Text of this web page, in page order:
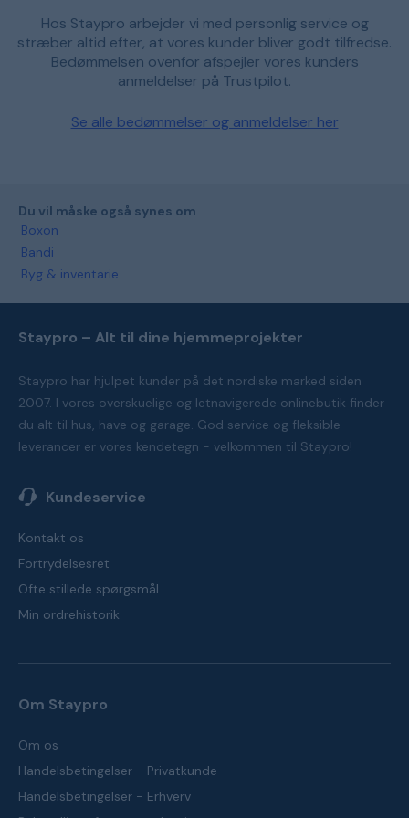
Hos Staypro arbejder vi med personlig service og
stræber altid efter, at vores kunder bliver godt tilfredse.
Bedømmelsen ovenfor afspejler vores kunders
anmeldelser på Trustpilot.
Se alle bedømmelser og anmeldelser her
Du vil måske også synes om
Boxon
Bandi
Byg & inventarie
Staypro – Alt til dine hjemmeprojekter
Staypro har hjulpet kunder på det nordiske marked siden
2007. I vores overskuelige og letnavigerede onlinebutik finder
du alt til hus, have og garage. God service og fleksible
leverancer er vores kendetegn - velkommen til Staypro!
Kundeservice
Kontakt os
Fortrydelsesret
Ofte stillede spørgsmål
Min ordrehistorik
Om Staypro
Om os
Handelsbetingelser - Privatkunde
Handelsbetingelser - Erhverv